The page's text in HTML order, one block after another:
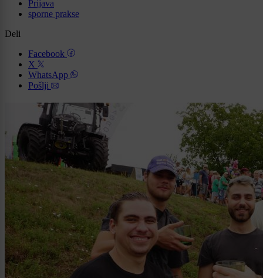
Prijava
sporne prakse
Deli
Facebook
X
WhatsApp
Pošlji